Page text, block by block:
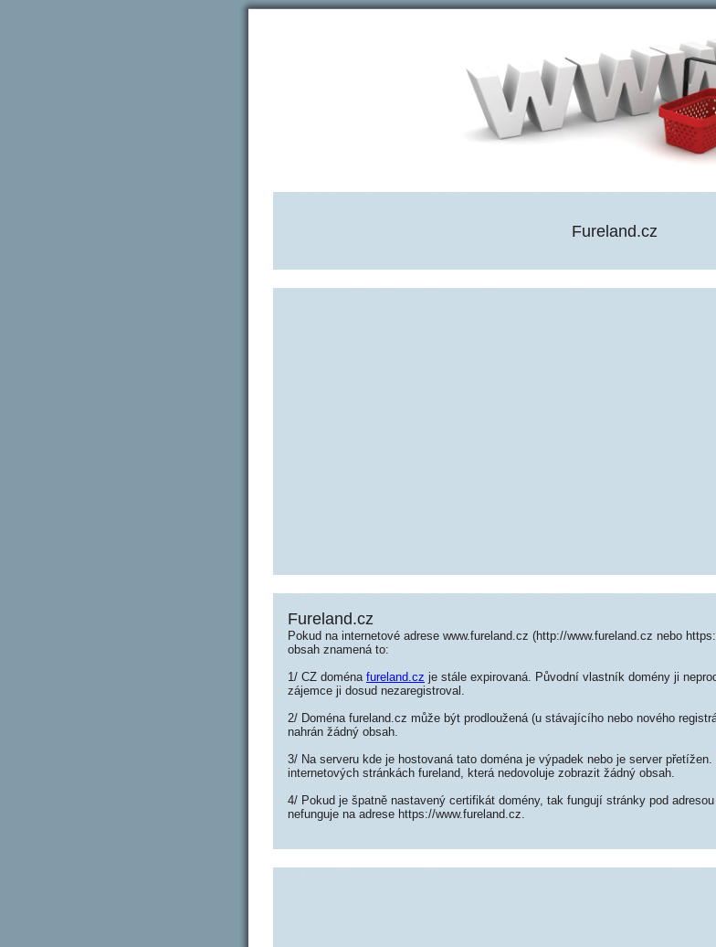
Fureland.cz
Fureland.cz
Pokud na internetové adrese www.fureland.cz (http://www.fureland.cz nebo
obsah znamená to:
1/ CZ doména fureland.cz je stále expirovaná. Původní vlastník domény ji
zájemce ji dosud nezaregistroval.
2/ Doména fureland.cz může být prodloužená (u stávajícího nebo nového
nahrán žádný obsah.
3/ Na serveru kde je hostovaná tato doména je výpadek nebo je server
internetových stránkách fureland, která nedovoluje zobrazit žádný obsah.
4/ Pokud je špatně nastavený certifikát domény, tak fungují stránky pod
nefunguje na adrese https://www.fureland.cz.